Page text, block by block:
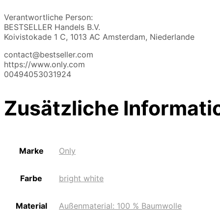
Verantwortliche Person:
BESTSELLER Handels B.V.
Koivistokade 1 C, 1013 AC Amsterdam, Niederlande
contact@bestseller.com
https://www.only.com
00494053031924
Zusätzliche
Marke Only
Farbe bright white
Material Außenmaterial: 100 % Baumwolle